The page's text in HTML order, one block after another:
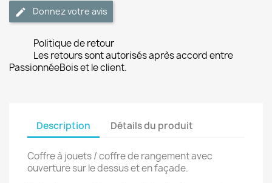
Donnez votre avis
Politique de retour
Les retours sont autorisés après accord entre
PassionnéeBois et le client.
Description Détails du produit
Coffre à jouets / coffre de rangement avec
ouverture sur le dessus et en façade.